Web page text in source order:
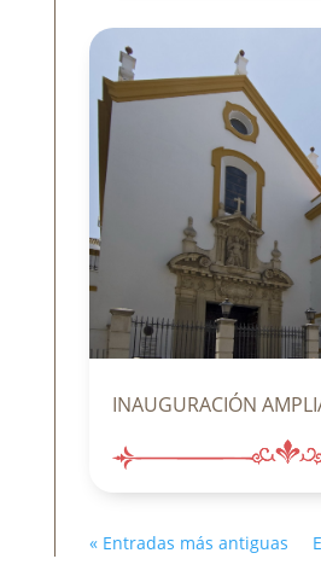
INAUGURACIÓN
« Entradas más antiguas